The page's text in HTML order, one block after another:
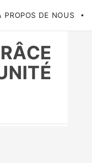
PROPOS DE NOUS